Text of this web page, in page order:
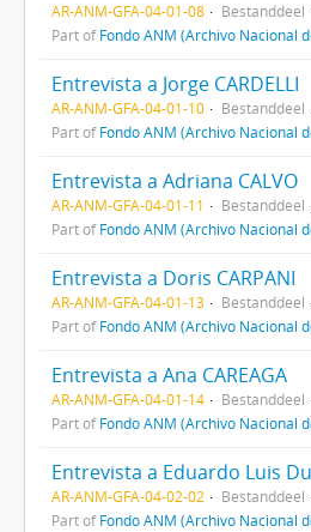
AR-ANM-GFA-04-01-08 Bestanddeel
Part ofFondo ANM (Archivo Nacional
Entrevista a Jorge CARDELLI
AR-ANM-GFA-04-01-10 Bestanddeel
Part ofFondo ANM (Archivo Nacional
Entrevista a Adriana CALVO
AR-ANM-GFA-04-01-11 Bestanddeel
Part ofFondo ANM (Archivo Nacional
Entrevista a Doris CARPANI
AR-ANM-GFA-04-01-13 Bestanddeel
Part ofFondo ANM (Archivo Nacional
Entrevista a Ana CAREAGA
AR-ANM-GFA-04-01-14 Bestanddeel
Part ofFondo ANM (Archivo Nacional
Entrevista a Eduardo Luis
AR-ANM-GFA-04-02-02 Bestanddeel
Part ofFondo ANM (Archivo Nacional